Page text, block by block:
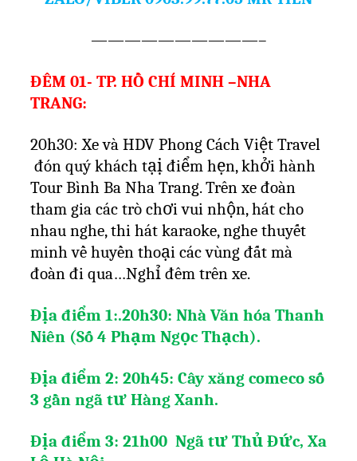
——————————–
ĐÊM 01- TP. HỒ CHÍ MINH –NHA
TRANG:
20h30: Xe và HDV Phong Cách Việt Travel
đón quý khách tạị điểm hẹn, khởi hành
Tour Bình Ba Nha Trang. Trên xe đoàn
tham gia các trò chơi vui nhộn, hát cho
nhau nghe, thi hát karaoke, nghe thuyết
minh về huyền thoại các vùng đất mà
đoàn đi qua…Nghỉ đêm trên xe.
Địa điểm 1:.20h30: Nhà Văn hóa Thanh
Niên (Số 4 Phạm Ngọc Thạch).
Địa điểm 2: 20h45: Cây xăng comeco số
3 gần ngã tư Hàng Xanh.
Địa điểm 3: 21h00 Ngã tư Thủ Đức, Xa